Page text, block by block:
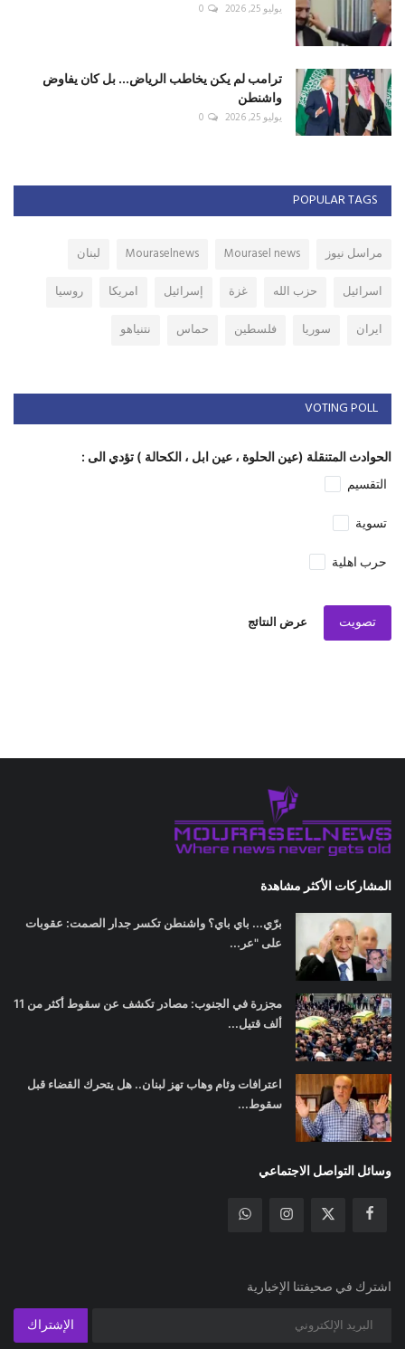
يوليو 25, 2026 0
ترامب لم يكن يخاطب الرياض... بل كان يفاوض
واشنطن
يوليو 25, 2026 0
POPULAR TAGS
مراسل نيوز Mourasel news
Mouraselnews
لبنان
اسرائيل
حزب الله غزة إسرائيل امريكا
روسيا
ايران
سوريا فلسطين حماس نتنياهو
VOTING POLL
الحوادث المتنقلة (عين الحلوة ، عين ابل ، الكحالة ) تؤدي الى :
التقسيم
تسوية
حرب اهلية
تصويت عرض النتائج
المشاركات الأكثر مشاهدة
برّي... باي باي؟ واشنطن تكسر جدار الصمت: عقوبات
على "عر...
مجزرة في الجنوب: مصادر تكشف عن سقوط أكثر من 11
ألف قتيل...
اعترافات وئام وهاب تهز لبنان.. هل يتحرك القضاء قبل
سقوط...
وسائل التواصل الاجتماعي
اشترك في صحيفتنا الإخبارية
الإشتراك